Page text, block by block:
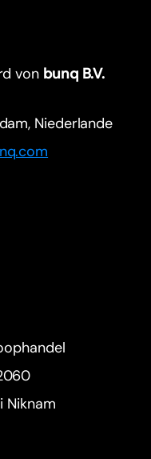
von bunq B.V.
Niederlande
Niknam